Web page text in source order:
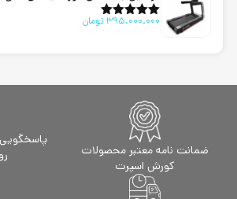
امتیاز5.00
395.000.000تومان
ضمانت نامه معتبر محصولات
کورش اسپرت